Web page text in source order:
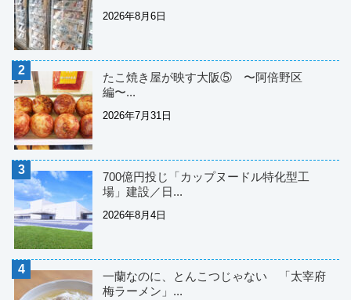
2026年8月6日
たこ焼き屋が映す大阪⑤ 〜阿倍野区
編〜...
2026年7月31日
700億円投じ「カップヌードル特化型工
場」建設／日...
2026年8月4日
一蘭なのに、とんこつじゃない 「太宰府
梅ラーメン」...